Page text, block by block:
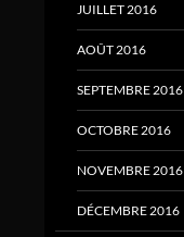
JUILLET 2016
AOÛT 2016
SEPTEMBRE 2016
OCTOBRE 2016
NOVEMBRE 2016
DÉCEMBRE 2016